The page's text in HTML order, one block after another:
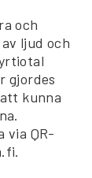
och
ljud och
gjordes
kunna
via QR-